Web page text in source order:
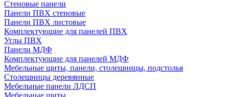
Стеновые панели
Панели ПВХ стеновые
Панели ПВХ листовые
Комплектующие для панелей ПВХ
Углы ПВХ
Панели МДФ
Комплектующие для панелей МДФ
Мебельные щиты, панели, столешницы, подстолья
Столешницы деревянные
Мебельные панели ЛДСП
Мебельные щиты